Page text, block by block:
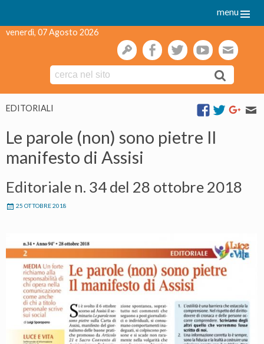
menu
venerdì, 07 Agosto 2026
gestionefacebooktwitteryoutube
to
EDITORIALI
Le parole (non) sono pietre Il
manifesto di Assisi
Editoriale n. 34 del 28 ottobre 2018
25 OTTOBRE 2018